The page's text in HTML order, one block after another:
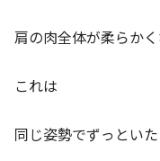
肩の肉全体が柔らか
これは
同じ姿勢でずっとい